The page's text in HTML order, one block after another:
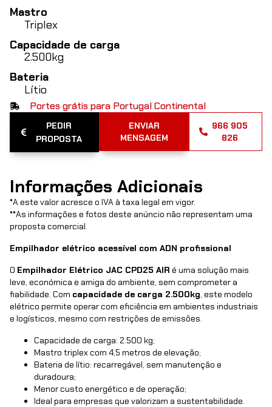
Mastro
Triplex
Capacidade de carga
2.500kg
Bateria
Lítio
Portes grátis para Portugal Continental
PEDIR
PROPOSTA
ENVIAR
MENSAGEM
966 905
826
Informações Adicionais
*A este valor acresce o IVA à taxa legal em vigor.
**As informações e fotos deste anúncio não representam uma
proposta comercial.
Empilhador elétrico acessível com ADN profissional
O Empilhador Elétrico JAC CPD25 AIR é uma solução mais
leve, económica e amiga do ambiente, sem comprometer a
fiabilidade. Com capacidade de carga 2.500kg , este modelo
elétrico permite operar com eficiência em ambientes industriais
e logísticos, mesmo com restrições de emissões.
Capacidade de carga: 2.500 kg;
Mastro triplex com 4,5 metros de elevação;
Bateria de lítio: recarregável, sem manutenção e
duradoura;
Menor custo energético e de operação;
Ideal para empresas que valorizam a sustentabilidade.